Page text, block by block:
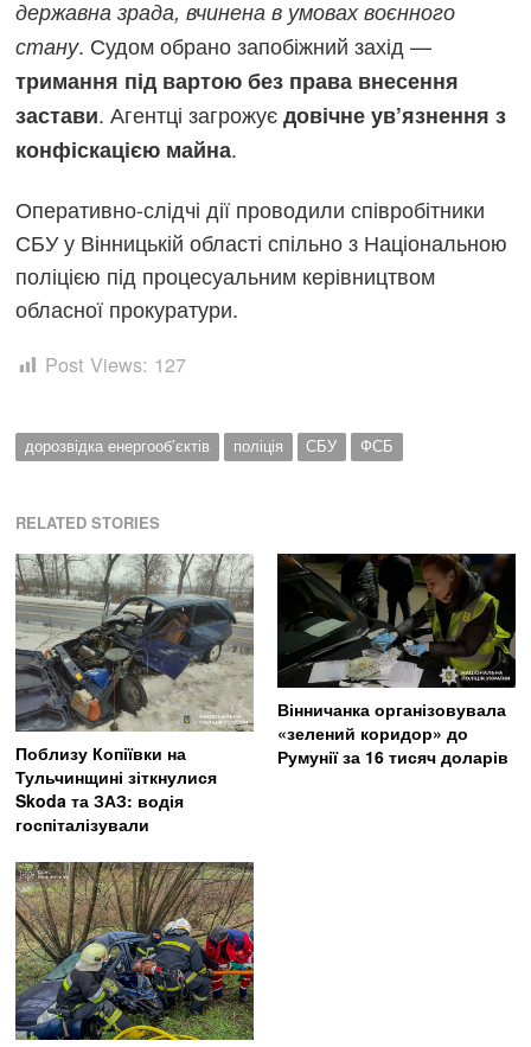
державна зрада, вчинена в умовах воєнного
стану. Судом обрано запобіжний захід —
тримання під вартою без права внесення
застави. Агентці загрожуєдовічне ув’язнення з
конфіскацією майна.
Оперативно-слідчі дії проводили співробітники
СБУ у Вінницькій області спільно з Національною
поліцією під процесуальним керівництвом
обласної прокуратури.
Post Views: 127
дорозвідка енергооб’єктів поліція СБУ ФСБ
RELATED STORIES
Поблизу Копіївки на
Тульчинщині зіткнулися
Skoda та ЗАЗ: водія
госпіталізували
Вінничанка організовувала
«зелений коридор» до
Румунії за 16 тисяч доларів